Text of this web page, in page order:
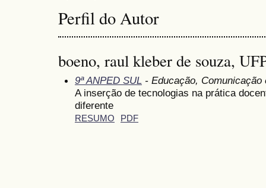
Perfil do Autor
boeno, raul kleber de souza,
9ª ANPED SUL - Educação, Comunicação
A inserção de tecnologias na prática
diferente
RESUMO PDF